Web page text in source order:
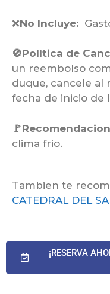
❌No Incluye:
🚫Política de
un reembolso
duque, cancele al
fecha de inicio de
clima frio.
Tambien te
CATEDRAL DEL
¡RESERVA